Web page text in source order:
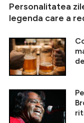
Personalitatea
legenda care a